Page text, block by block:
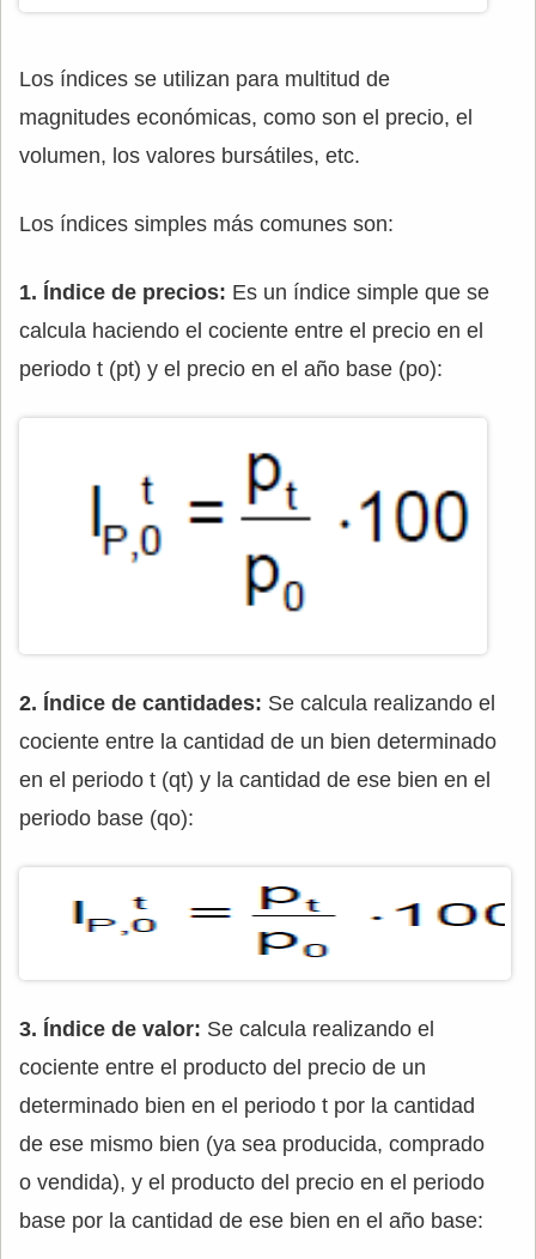
Los índices se utilizan para multitud de
magnitudes económicas, como son el precio, el
volumen, los valores bursátiles, etc.
Los índices simples más comunes son:
1. Índice de precios: Es un índice simple que se
calcula haciendo el cociente entre el precio en el
periodo t (pt) y el precio en el año base (po):
2. Índice de cantidades: Se calcula realizando el
cociente entre la cantidad de un bien determinado
en el periodo t (qt) y la cantidad de ese bien en el
periodo base (qo):
3. Índice de valor: Se calcula realizando el
cociente entre el producto del precio de un
determinado bien en el periodo t por la cantidad
de ese mismo bien (ya sea producida, comprado
o vendida), y el producto del precio en el periodo
base por la cantidad de ese bien en el año base: